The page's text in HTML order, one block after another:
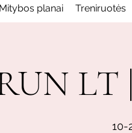
Mitybos planai Treniruotės
LT
10-